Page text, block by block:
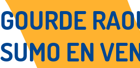
GOURDE
SUMO EN